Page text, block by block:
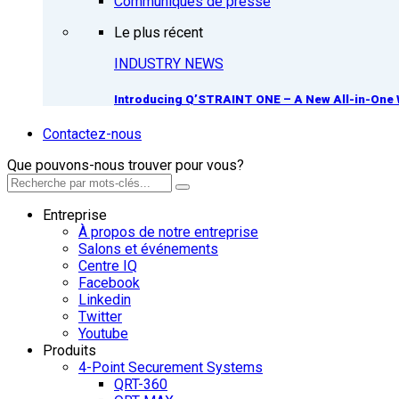
Le plus récent
INDUSTRY NEWS
Introducing Q’STRAINT ONE – A New All-in-
Contactez-nous
Que pouvons-nous trouver pour vous?
Entreprise
À propos de notre entreprise
Salons et événements
Centre IQ
Facebook
Linkedin
Twitter
Youtube
Produits
4-Point Securement Systems
QRT-360